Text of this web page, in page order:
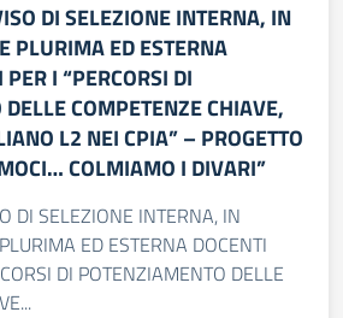
DI SELEZIONE INTERNA, IN
PLURIMA ED ESTERNA
I “PERCORSI DI
COMPETENZE CHIAVE,
L2 NEI CPIA” – PROGETTO
COLMIAMO I DIVARI”
DI SELEZIONE INTERNA, IN
ED ESTERNA DOCENTI
DI POTENZIAMENTO DELLE